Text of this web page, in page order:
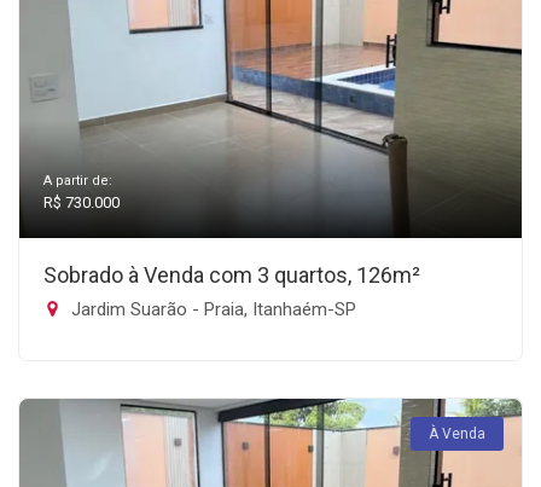
A partir de:
R$ 730.000
Sobrado à Venda com 3 quartos, 126m²
Jardim Suarão - Praia, Itanhaém-SP
À Venda